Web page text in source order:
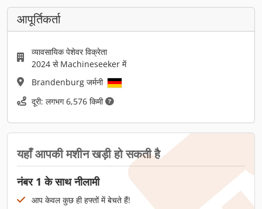
आपूर्तिकर्ता
व्यावसायिक पेशेवर विक्रेता
2024 से Machineseeker में
Brandenburg जर्मनी
दूरी: लगभग 6,576 किमी
यहाँ आपकी मशीन खड़ी हो सकती है
नंबर 1 के साथ नीलामी
आप केवल कुछ ही हफ्तों में बेचते हैं!